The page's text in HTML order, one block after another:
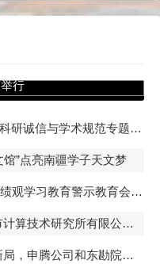
科研诚信与学术规
行
信与学术规范专题讲座举行
”点亮南疆学子天文梦
学习教育警示教育会举行
司开展2026年度消防安全专项培训
院公司开展联组学习和党支部共建